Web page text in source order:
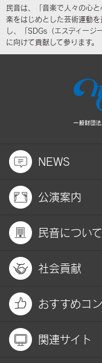
民音は、「音楽で人々の心
楽をはじめとした芸術運動
し、「SDGs（エスディージ
に向けて貢献して参ります。
NEWS
公演案内
民音について
社会貢献
おすすめコ
関連サイト